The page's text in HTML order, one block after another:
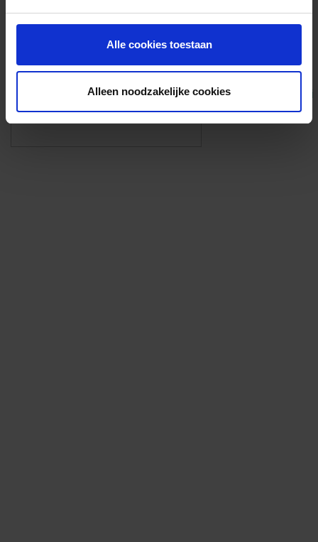
Alle cookies toestaan
Alleen noodzakelijke cookies
Foto’s ({{photos.length}})
Eigen foto’s